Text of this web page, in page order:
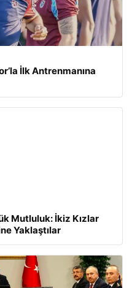
İlk Antrenmanına
Mutluluk: İkiz Kızlar
Yaklaştılar